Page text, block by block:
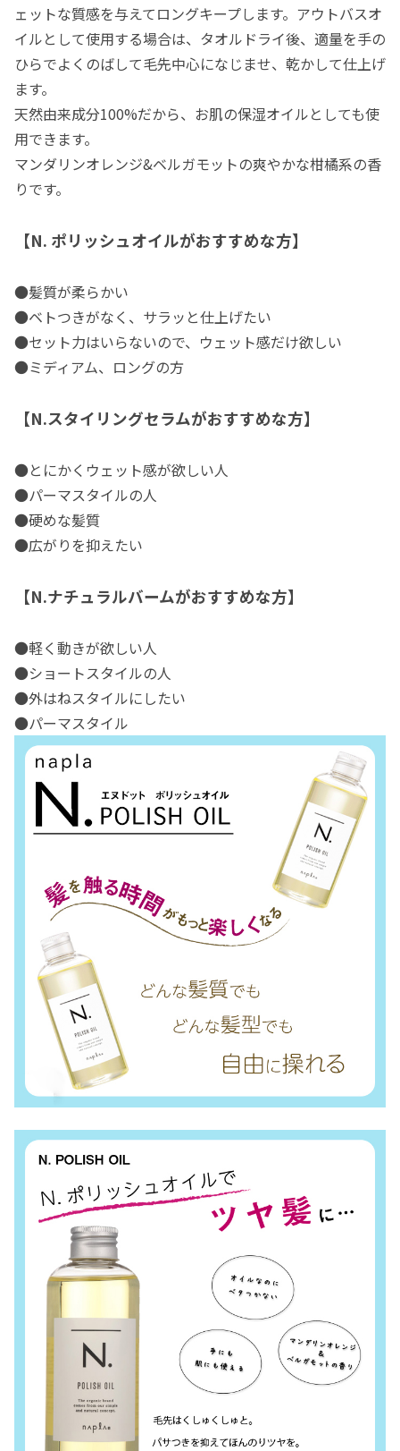
ェットな質感を与えてロングキープします。アウトバスオ
イルとして使用する場合は、タオルドライ後、適量を手の
ひらでよくのばして毛先中心になじませ、乾かして仕上げ
ます。
天然由来成分100%だから、お肌の保湿オイルとしても使
用できます。
マンダリンオレンジ&ベルガモットの爽やかな柑橘系の香
りです。
【N. ポリッシュオイルがおすすめな方】
●髪質が柔らかい
●ベトつきがなく、サラッと仕上げたい
●セット力はいらないので、ウェット感だけ欲しい
●ミディアム、ロングの方
【N.スタイリングセラムがおすすめな方】
●とにかくウェット感が欲しい人
●パーマスタイルの人
●硬めな髪質
●広がりを抑えたい
【N.ナチュラルバームがおすすめな方】
●軽く動きが欲しい人
●ショートスタイルの人
●外はねスタイルにしたい
●パーマスタイル